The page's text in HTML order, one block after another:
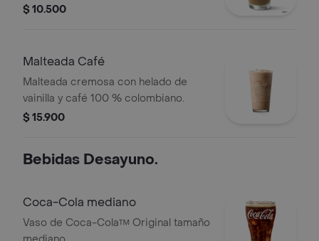
con café 100 % colombiano.
$ 10.500
Malteada Café
Malteada cremosa con helado de
vainilla y café 100 % colombiano.
$ 15.900
Bebidas Desayuno.
Coca-Cola mediano
Vaso de Coca-Cola™ Original tamaño